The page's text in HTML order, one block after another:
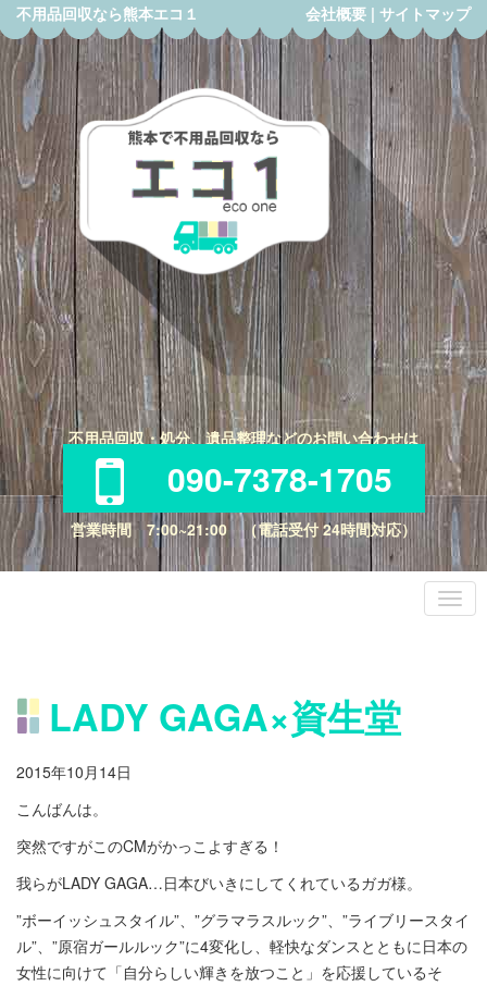
不用品回収なら熊本エコ１ 会社概要| サイトマップ
不用品回収・処分、遺品整理などのお問い合わせは
090-7378-1705
営業時間 7:00~21:00 （電話受付 24時間対応）
LADY GAGA×資生堂
2015年10月14日
こんばんは。
突然ですがこのCMがかっこよすぎる！
我らがLADY GAGA…日本びいきにしてくれているガガ様。
”ボーイッシュスタイル”、”グラマラスルック”、”ライブリースタイ
ル”、”原宿ガールルック”に4変化し、軽快なダンスとともに日本の
女性に向けて「自分らしい輝きを放つこと」を応援しているそ